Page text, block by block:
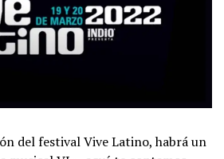
del festival Vive Latino, habrá un